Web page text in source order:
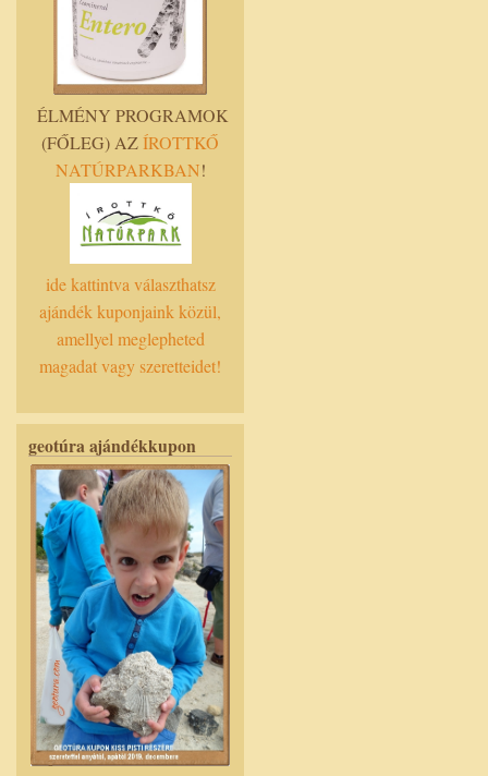
ÉLMÉNY PROGRAMOK
(FŐLEG) AZÍROTTKŐ
NATÚRPARKBAN!
ide kattintva választhatsz
ajándék kuponjaink közül,
amellyel meglepheted
magadat vagy szeretteidet!
geotúra ajándékkupon